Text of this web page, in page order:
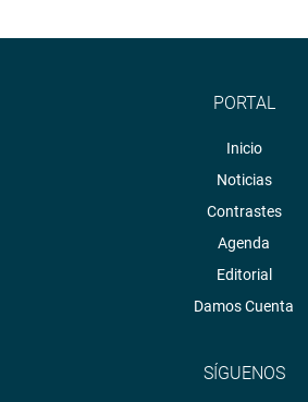
PORTAL
Inicio
Noticias
Contrastes
Agenda
Editorial
Damos Cuenta
SÍGUENOS